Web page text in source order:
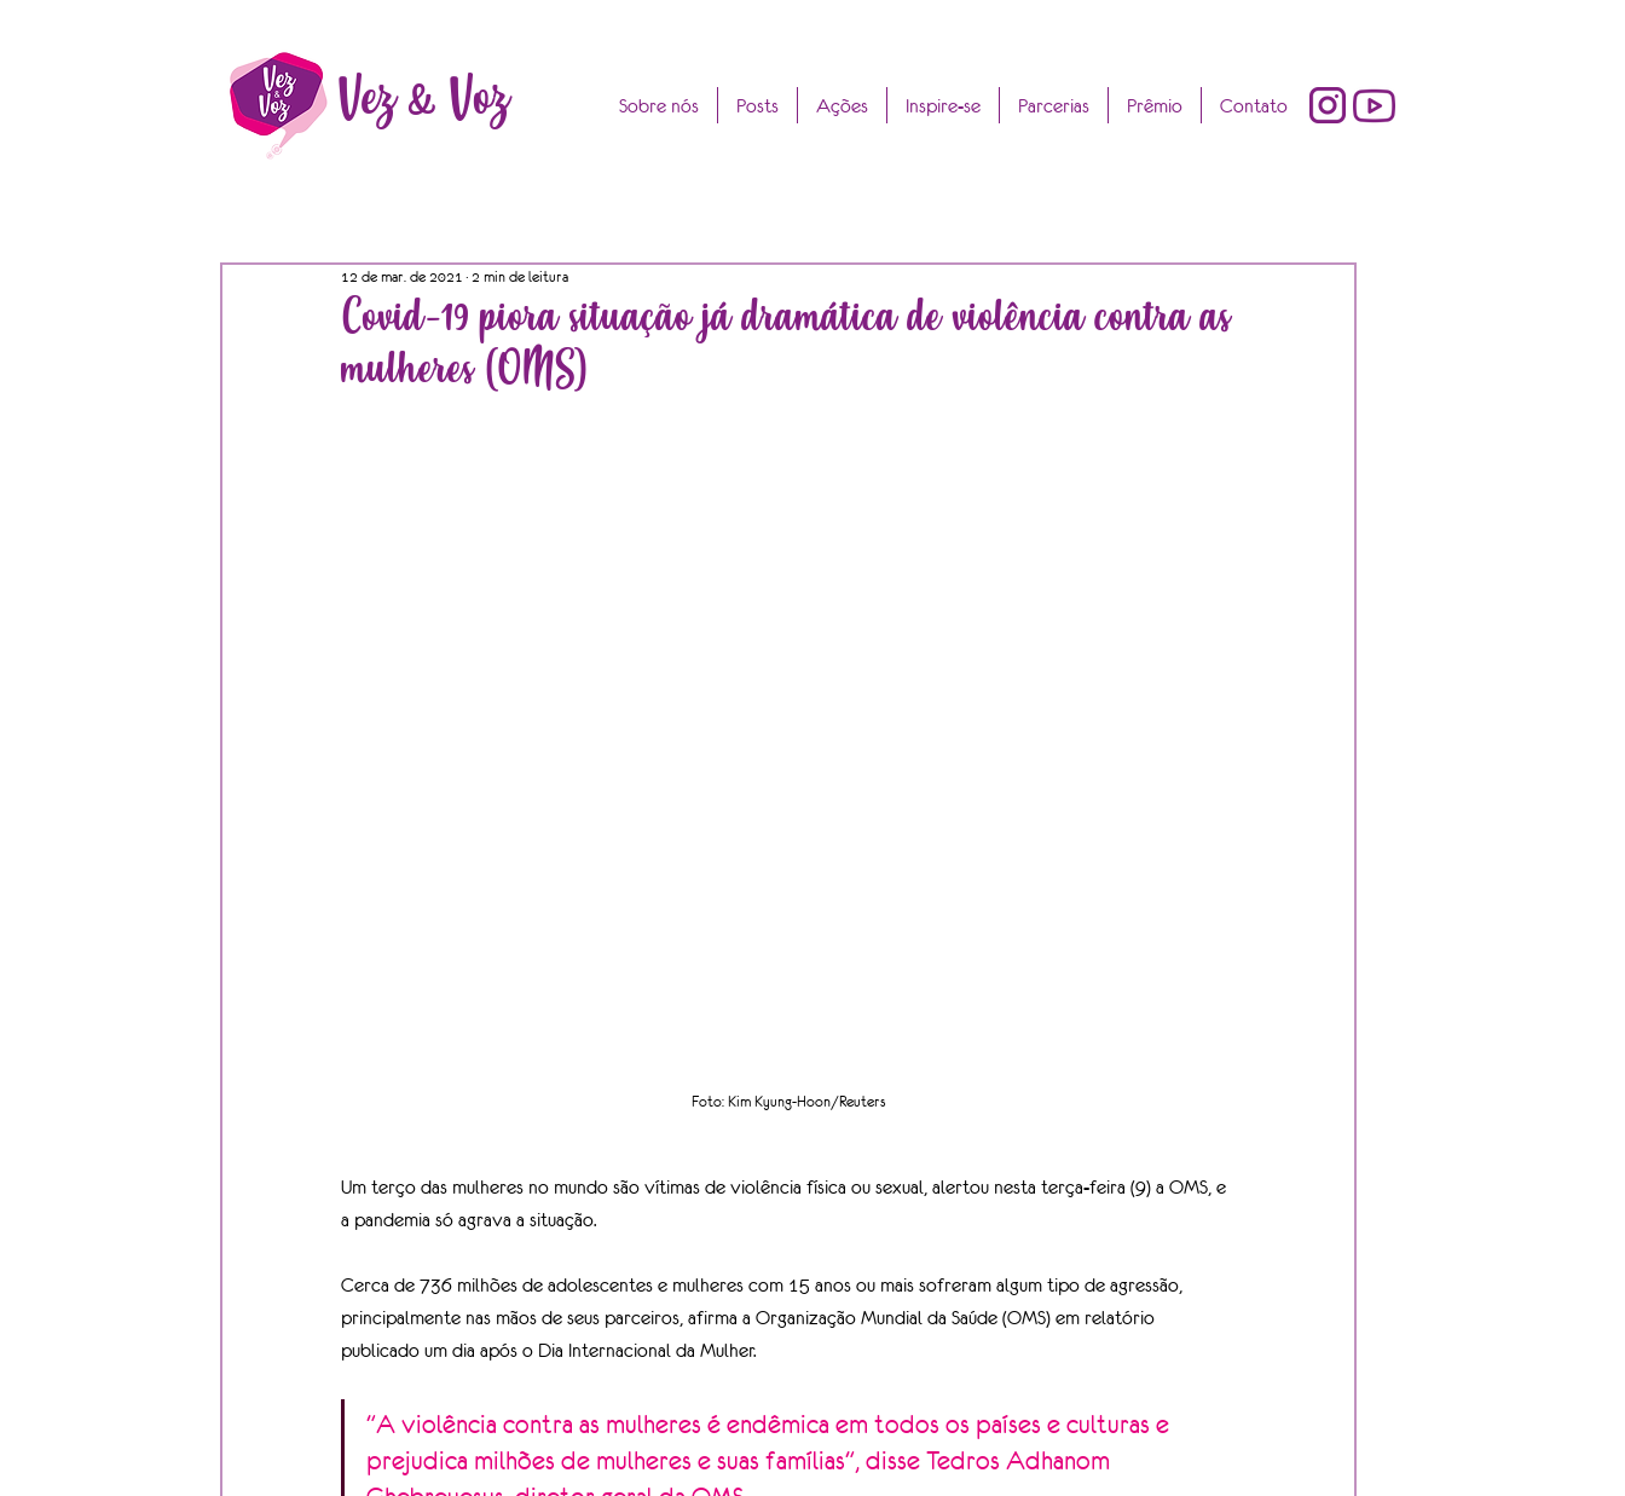
Vez & Voz Sobre nós Posts Ações Inspire-se Parcerias Prêmio Contato
Covid-19 piora situação já dramática de violência contra as
mulheres (OMS)
12 de mar. de 2021 2 min de leitura
Foto: Kim Kyung-Hoon/Reuters
Um terço das mulheres no mundo são vítimas de violência física ou sexual, alertou nesta terça-feira (9) a OMS, e
a pandemia só agrava a situação.
Cerca de 736 milhões de adolescentes e mulheres com 15 anos ou mais sofreram algum tipo de agressão,
principalmente nas mãos de seus parceiros, afirma a Organização Mundial da Saúde (OMS) em relatório
publicado um dia após o Dia Internacional da Mulher.
"A violência contra as mulheres é endêmica em todos os países e culturas e
prejudica milhões de mulheres e suas famílias", disse Tedros Adhanom